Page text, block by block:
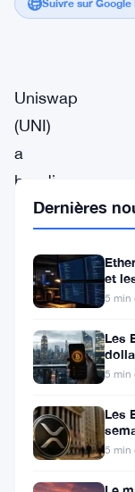
Suivre sur Google
Uniswap
(UNI)
a
bondi
13,66
tête
classement
des
gagnants
Dernières
et
5 min
Les
110
5 min
Les
le
5 min